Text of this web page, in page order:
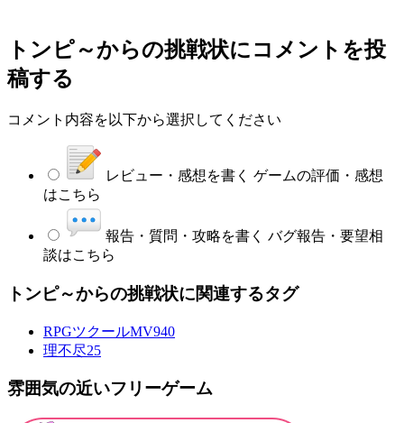
トンピ～からの挑戦状にコメントを投
稿する
コメント内容を以下から選択してください
レビュー・感想を書く ゲームの評価・感想
はこちら
報告・質問・攻略を書く バグ報告・要望相
談はこちら
トンピ～からの挑戦状に関連するタグ
RPGツクールMV940
理不尽25
雰囲気の近いフリーゲーム